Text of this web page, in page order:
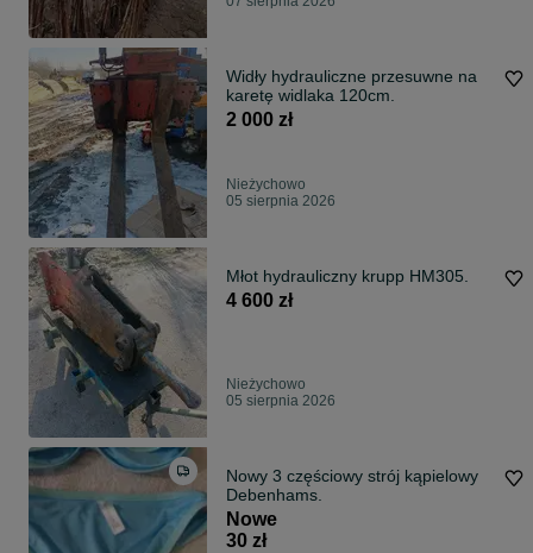
Widły hydrauliczne przesuwne na
karetę widlaka 120cm.
2 000 zł
Nieżychowo
05 sierpnia 2026
Młot hydrauliczny krupp HM305.
4 600 zł
Nieżychowo
05 sierpnia 2026
Nowy 3 częściowy strój kąpielowy
Debenhams.
Nowe
30 zł